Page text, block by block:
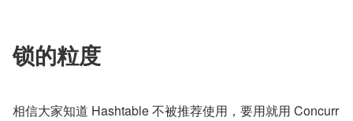
锁的粒度
相信大家知道 Hashtable 不被推荐使用，要用就用 Concurr